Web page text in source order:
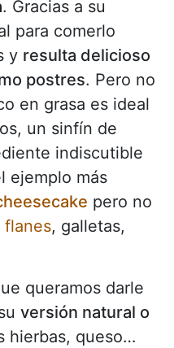
. Gracias a su
para comerlo
y resulta delicioso
postres. Pero no
en grasa es ideal
un sinfín de
indiscutible
ejemplo más
pero no
flanes, galletas,
queramos darle
versión natural o
hierbas, queso…